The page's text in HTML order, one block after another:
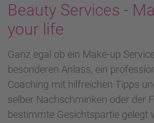
Beauty Services -
your life
Ganz egal ob ein Make-up
besonderen Anlass, ein
Coaching mit hilfreichen Tipps
selber Nachschminken oder der
bestimmte Gesichtspartie gelegt